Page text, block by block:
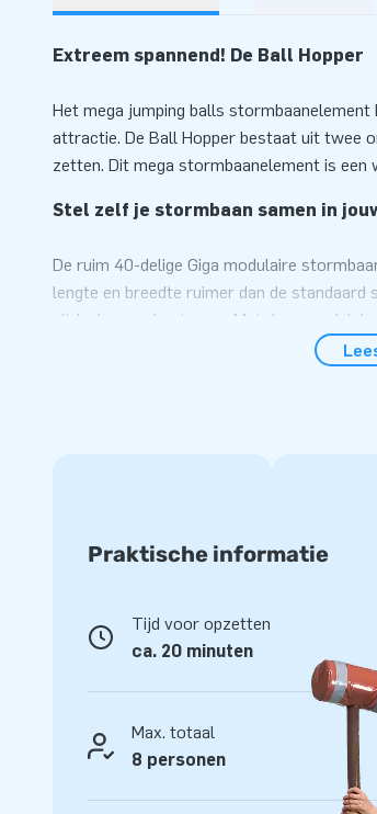
Extreem spannend! De Ball Hopper
Het mega jumping balls
attractie. De Ball Hopper bestaat uit twee
zetten. Dit mega stormbaanelement is
Stel zelf je stormbaan samen in
De ruim 40-delige Giga modulaire
lengte en breedte ruimer dan de
uitdaging aan kunt gaan. Met deze
ideale stormbaan. Hoe meer elementen,
veel gebruikers. In samenwerking met
modulaire stormbaanelementen gekeurd
blowers, verankeringsmateriaal, een
alles compleet voor een mooie beleving!
Koop dit unieke stormbaanelement Ball
Meer dan 15.000 klanten
Praktische informatie
Tijd voor opzetten
ca. 20 minuten
Max. totaal
8 personen